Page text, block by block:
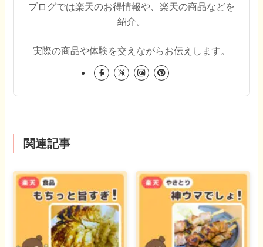
ブログでは楽天のお得情報や、楽天の商品などを
紹介。
実際の商品や体験を交えながらお伝えします。
関連記事